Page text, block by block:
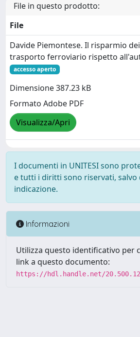
File in questo prodotto:
File
Davide Piemontese. Il risparmio
trasporto ferroviario rispetto
accesso aperto
Dimensione 387.23 kB
Formato Adobe PDF
Visualizza/Apri
I documenti in UNITESI sono
e tutti i diritti sono riservati, salvo
indicazione.
Informazioni
Utilizza questo identificativo per
link a questo documento:
https://hdl.handle.net/